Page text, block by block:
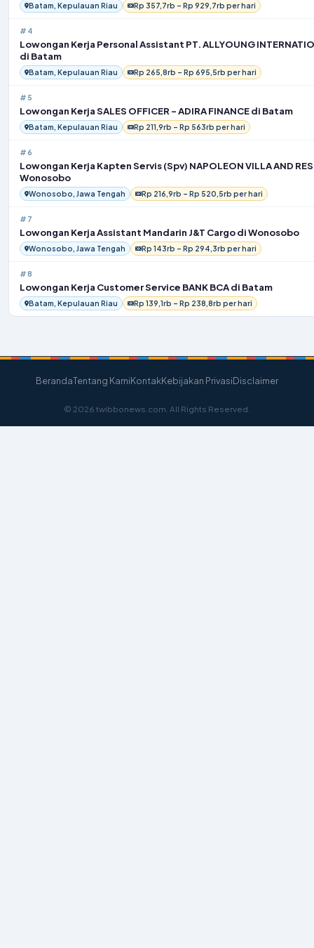
Batam, Kepulauan Riau Rp 357,7rb – Rp 929,7rb per hari
#4
Lowongan Kerja Personal Assistant PT. ALLYOUNG
di Batam
Batam, Kepulauan Riau Rp 265,8rb – Rp 695,5rb per hari
#5
Lowongan Kerja SALES OFFICER – ADIRA FINANCE di Batam
Batam, Kepulauan Riau Rp 211,9rb – Rp 563rb per hari
#6
Lowongan Kerja Kapten Servis (Spv) NAPOLEON VILLA AND
Wonosobo
Wonosobo, Jawa Tengah Rp 216,9rb – Rp 520,5rb per hari
#7
Lowongan Kerja Assistant Mandarin J&T Cargo di Wonosobo
Wonosobo, Jawa Tengah Rp 143rb – Rp 294,3rb per hari
#8
Lowongan Kerja Customer Service BANK BCA di Batam
Batam, Kepulauan Riau Rp 139,1rb – Rp 238,8rb per hari
BerandaTentang KamiKontakKebijakan PrivasiDisclaimer
© 2026 twibbonews.com. All Rights Reserved.